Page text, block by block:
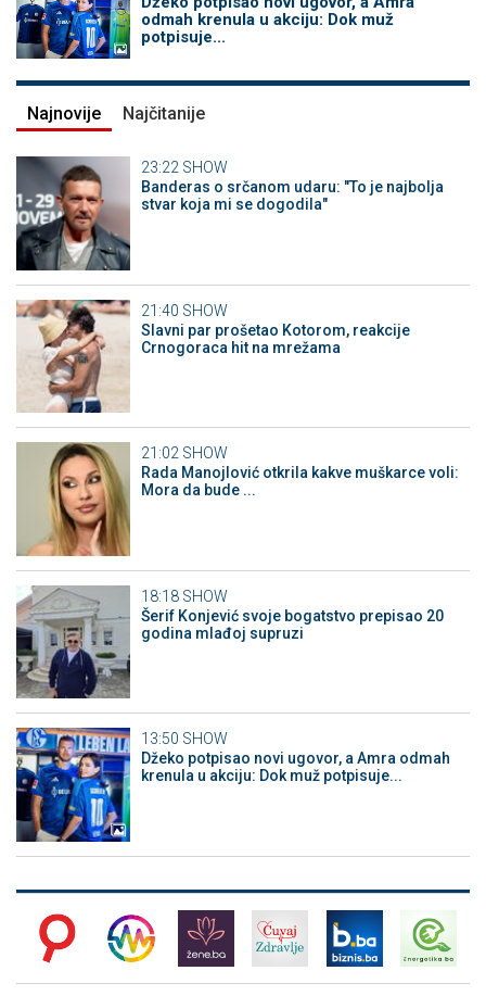
odmah krenula u akciju: Dok muž
potpisuje...
Najnovije Najčitanije
23:22 SHOW
Banderas o srčanom udaru: "To je najbolja
stvar koja mi se dogodila"
21:40 SHOW
Slavni par prošetao Kotorom, reakcije
Crnogoraca hit na mrežama
21:02 SHOW
Rada Manojlović otkrila kakve muškarce voli:
Mora da bude ...
18:18 SHOW
Šerif Konjević svoje bogatstvo prepisao 20
godina mlađoj supruzi
13:50 SHOW
Džeko potpisao novi ugovor, a Amra odmah
krenula u akciju: Dok muž potpisuje...